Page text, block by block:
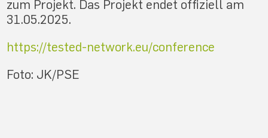
zum Projekt. Das Projekt endet offiziell am
31.05.2025.
https://tested-network.eu/conference
Foto: JK/PSE